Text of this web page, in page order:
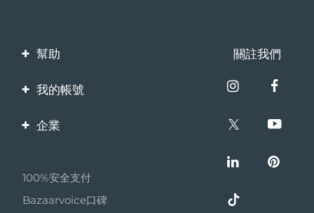
幫助
聯繫我們
保修與退換貨
關註我們
我的帳號
產品註冊
企業
夥伴計畫
聯盟新聞
100%安全支付
Bazaarvoice口碑